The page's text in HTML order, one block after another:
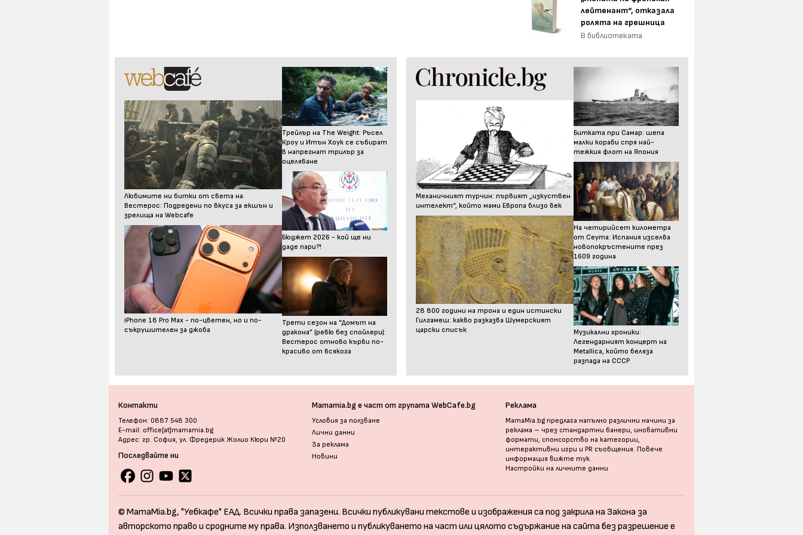
лейтенант“, отказала
ролята на грешница
В библиотеката
Любимите ни битки от света на
Вестерос: Подредени по вкуса за екшън и
зрелища на Webcafe
iPhone 18 Pro Max - по-цветен, но и по-
съкрушителен за джоба
Трейлър на The Weight: Ръсел
Кроу и Итън Хоук се събират
в напрегнат трилър за
оцеляване
Бюджет 2026 - кой ще ни
даде пари?!
Трети сезон на “Домът на
дракона” (ревю без спойлери):
Вестерос отново кърви по-
красиво от всякога
Механичният турчин: първият „изкуствен
интелект“, който мами Европа близо век
28 800 години на трона и един истински
Гилгамеш: какво разказва Шумерският
царски списък
Битката при Самар: шепа
малки кораби спря най-
тежкия флот на Япония
На четирийсет километра
от Сеута: Испания изселва
новопокръстените през
1609 година
Музикални хроники:
Легендарният концерт на
Metallica, който беляза
разпада на СССР
Контакти
Телефон: 0887 548 300
E-mail: office[at]mamamia.bg
Адрес: гр. София, ул. Фредерик Жолио Кюри №20
Последвайте ни
Mamamia.bg е част от групата WebCafe.bg
Условия за ползване
Лични данни
За реклама
Новини
Реклама
MamaMia.bg предлага напълно различни начини за
реклама – чрез стандартни банери, иновативни
формати, спонсорство на категории,
интерактивни игри и PR съобщения. Повече
информация вижте тук.
Настройки на личните данни
© MamaMia.bg, "Уебкафе" ЕАД. Всички права запазени. Всички публикувани текстове и изображения са под закрила на Закона за
авторското право и сродните му права. Използването и публикуването на част или цялото съдържание на сайта без разрешение е